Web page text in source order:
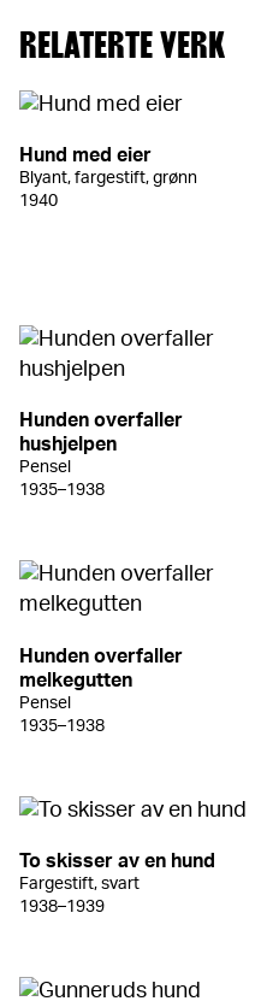
RELATERTE VERK
Hund med eier
Blyant, fargestift, grønn
1940
Hunden overfaller
hushjelpen
Pensel
1935–1938
Hunden overfaller
melkegutten
Pensel
1935–1938
To skisser av en hund
Fargestift, svart
1938–1939